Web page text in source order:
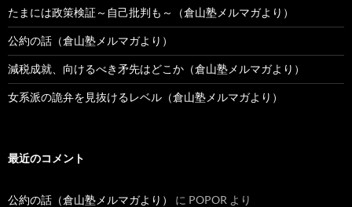
たまには政策検証～自己批判も～（倉山塾メルマガより）
公約の話（倉山塾メルマガより）
減税成就、向けるべき矛先はどこか（倉山塾メルマガより）
女系派の詭弁を見抜けるレベル（倉山塾メルマガより）
最近のコメント
公約の話（倉山塾メルマガより） に POPOR より